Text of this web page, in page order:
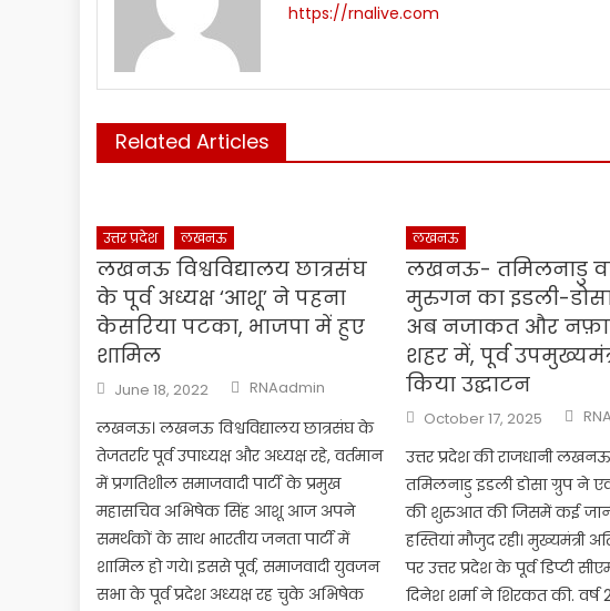
https://rnalive.com
Related Articles
उत्तर प्रदेश लखनऊ
लखनऊ विश्वविद्यालय छात्रसंघ
के पूर्व अध्यक्ष ‘आशू’ ने पहना
केसरिया पटका, भाजपा में हुए
शामिल
Posted
on
June 18, 2022 Author
RNAadmin
लखनऊ। लखनऊ विश्वविद्यालय छात्रसंघ के
तेजतर्रार पूर्व उपाध्यक्ष और अध्यक्ष रहे, वर्तमान
में प्रगतिशील समाजवादी पार्टी के प्रमुख
महासचिव अभिषेक सिंह आशू आज अपने
समर्थकों के साथ भारतीय जनता पार्टी में
शामिल हो गये। इससे पूर्व, समाजवादी युवजन
सभा के पूर्व प्रदेश अध्यक्ष रह चुके अभिषेक
लखनऊ
लखनऊ- तमिलनाडु
मुरुगन का इडली-
अब नजाकत और
शहर में, पूर्व
किया उद्घाटन
Posted
on
October 17, 2025
उत्तर प्रदेश की राजधानी
तमिलनाडु इडली डोसा ग्रुप ने
की शुरुआत की जिसमें कई
हस्तियां मौजुद रही। मुख्यमंत्री
पर उत्तर प्रदेश के पूर्व डिप्टी
दिनेश शर्मा ने शिरकत की. वर्ष